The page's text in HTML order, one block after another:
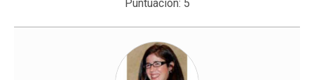
Puntuación: 5